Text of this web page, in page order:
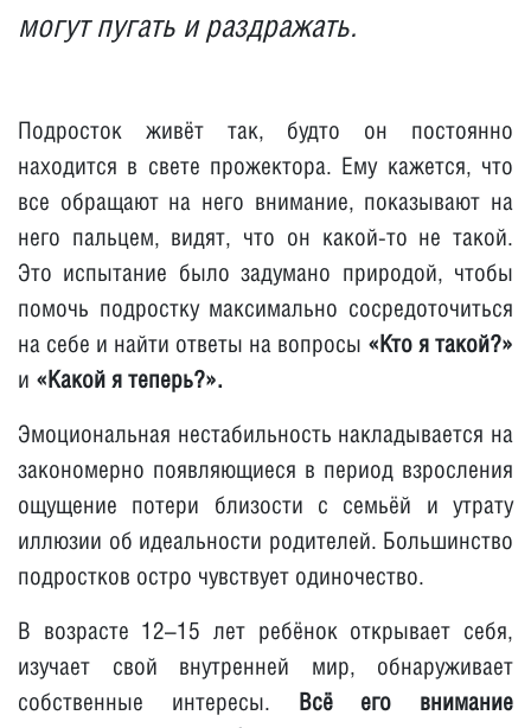
могут пугать и раздражать.
Подросток живёт так, будто он постоянно
находится в свете прожектора. Ему кажется, что
все обращают на него внимание, показывают на
него пальцем, видят, что он какой-то не такой.
Это испытание было задумано природой, чтобы
помочь подростку максимально сосредоточиться
на себе и найти ответы на вопросы «Кто я такой?»
и «Какой я теперь?».
Эмоциональная нестабильность накладывается на
закономерно появляющиеся в период взросления
ощущение потери близости с семьёй и утрату
иллюзии об идеальности родителей. Большинство
подростков остро чувствует одиночество.
В возрасте 12–15 лет ребёнок открывает себя,
изучает свой внутренней мир, обнаруживает
собственные интересы. Всё его внимание